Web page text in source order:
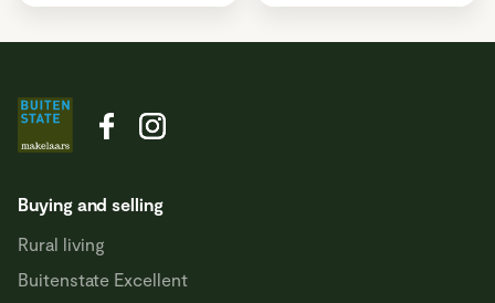
Buying and selling
Rural living
Buitenstate Excellent